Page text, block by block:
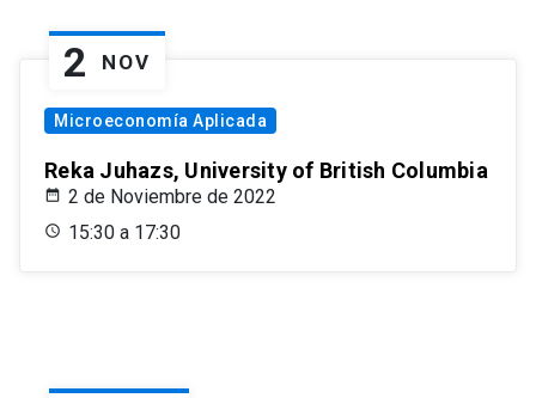
2 NOV
Microeconomía Aplicada
Reka Juhazs, University of British Columbia
2 de Noviembre de 2022
15:30 a 17:30